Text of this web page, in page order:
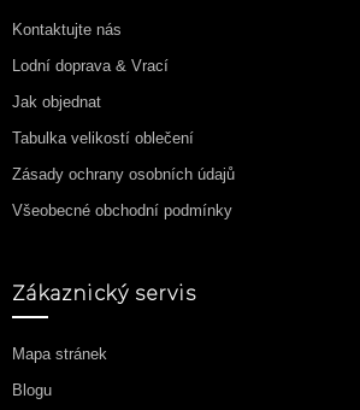
Kontaktujte nás
Lodní doprava & Vrací
Jak objednat
Tabulka velikostí oblečení
Zásady ochrany osobních údajů
Všeobecné obchodní podmínky
Zákaznický servis
Mapa stránek
Blogu